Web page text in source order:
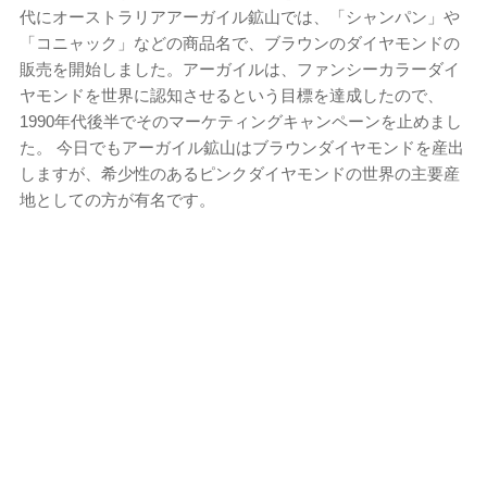
代にオーストラリアアーガイル鉱山では、「シャンパン」や
「コニャック」などの商品名で、ブラウンのダイヤモンドの
販売を開始しました。アーガイルは、ファンシーカラーダイ
ヤモンドを世界に認知させるという目標を達成したので、
1990年代後半でそのマーケティングキャンペーンを止めまし
た。 今日でもアーガイル鉱山はブラウンダイヤモンドを産出
しますが、希少性のあるピンクダイヤモンドの世界の主要産
地としての方が有名です。